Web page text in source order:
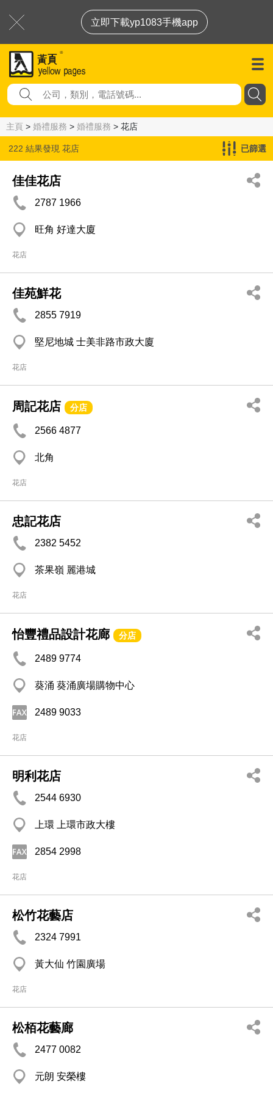
立即下載yp1083手機app
主頁 > 婚禮服務 > 婚禮服務 > 花店
222 結果發現 花店 已篩選
佳佳花店
2787 1966
旺角 好達大廈
花店
佳苑鮮花
2855 7919
堅尼地城 士美非路市政大廈
花店
周記花店 分店
2566 4877
北角
花店
忠記花店
2382 5452
茶果嶺 麗港城
花店
怡豐禮品設計花廊 分店
2489 9774
葵涌 葵涌廣場購物中心
2489 9033
花店
明利花店
2544 6930
上環 上環市政大樓
2854 2998
花店
松竹花藝店
2324 7991
黃大仙 竹園廣場
花店
松栢花藝廊
2477 0082
元朗 安榮樓